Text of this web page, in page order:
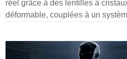
réel grâce à des lentilles à
déformable, couplées à un